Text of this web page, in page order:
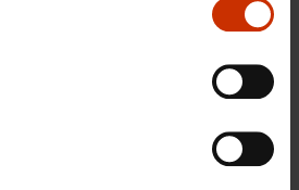
kohdalla. Esimerkiksi
voi olla jo yli 1 000 euroa alle 3
pitkittyessä usein myös muut